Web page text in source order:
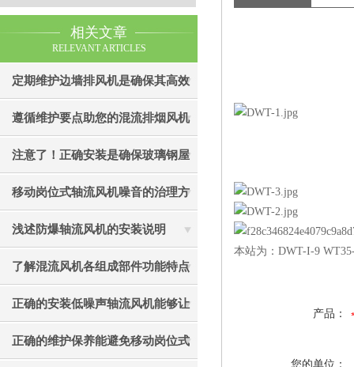
相关文章
RELEVANT ARTICLES
定期维护边墙排风机是确保其高效
通风效果的关键
遵循维护要点助您的混流排烟风机
成为真正“风中卫士”
注意了！正确安装是确保玻璃钢屋
顶风机有效性的关键
移动岗位式轴流风机噪音的治理方
法介绍
浅述防爆轴流风机的安装说明
了解混流风机各组成部件功能特点
才能更好的使用它
正确的安装低噪声轴流风机能够让
其效果发挥的更好
正确的维护保养能避免移动岗位式
本站为：DWT-I-9
产品：
您的单位：